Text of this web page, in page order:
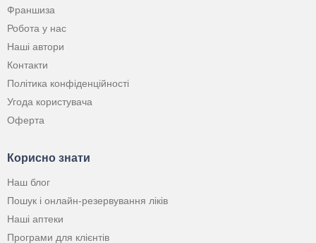
Франшиза
Робота у нас
Наші автори
Контакти
Політика конфіденційності
Угода користувача
Оферта
Корисно знати
Наш блог
Пошук і онлайн-резервування ліків
Наші аптеки
Програми для клієнтів